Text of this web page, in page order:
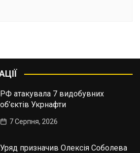
РФ атакувала 7 видобувних
об’єктів Укрнафти
7 Серпня, 2026
Уряд призначив Олексія Соболева